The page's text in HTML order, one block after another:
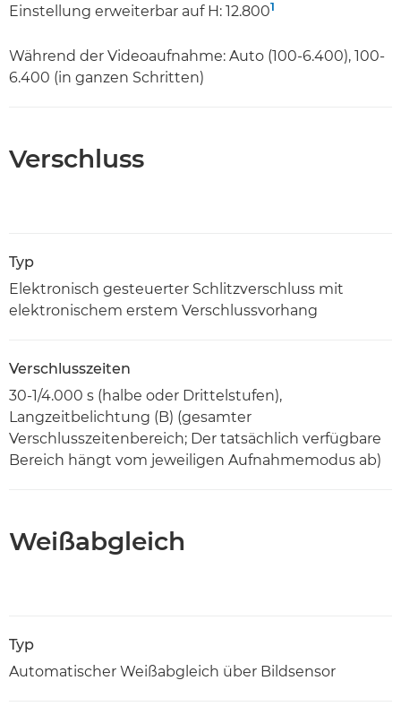
Einstellung erweiterbar auf H: 12.8001
Während der Videoaufnahme: Auto (100-6.400), 100-
6.400 (in ganzen Schritten)
Verschluss
Typ
Elektronisch gesteuerter Schlitzverschluss mit
elektronischem erstem Verschlussvorhang
Verschlusszeiten
30-1/4.000 s (halbe oder Drittelstufen),
Langzeitbelichtung (B) (gesamter
Verschlusszeitenbereich; Der tatsächlich verfügbare
Bereich hängt vom jeweiligen Aufnahmemodus ab)
Weißabgleich
Typ
Automatischer Weißabgleich über Bildsensor